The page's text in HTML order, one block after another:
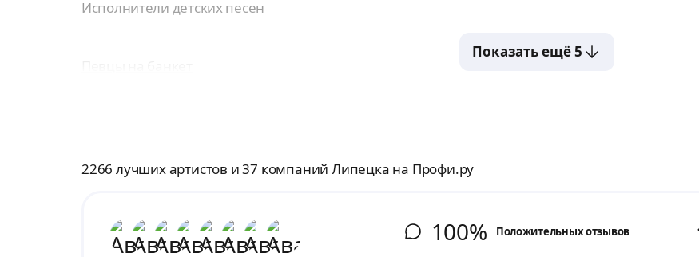
Исполнители детских песен
Показать ещё 5
2266 лучших артистов и 37 компаний Липецка на Профи.ру
100% Положительных отзывов